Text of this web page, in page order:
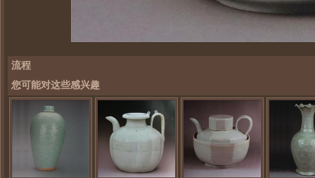
流程
您可能对这些感兴趣